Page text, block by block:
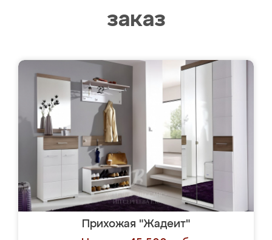
заказ
Прихожая "Жадеит"